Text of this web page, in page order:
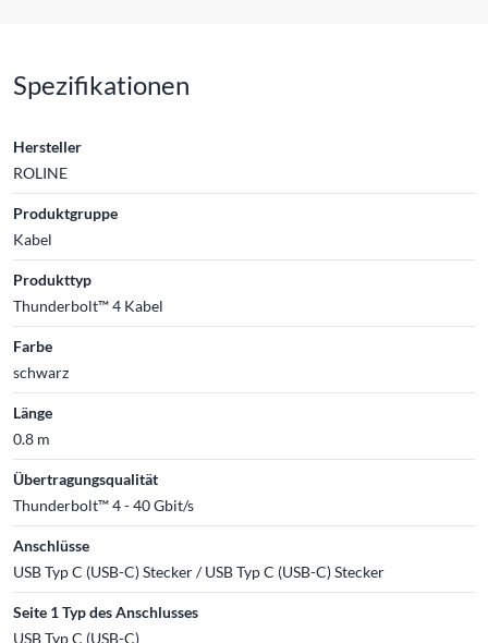
Spezifikationen
Hersteller
ROLINE
Produktgruppe
Kabel
Produkttyp
Thunderbolt™ 4 Kabel
Farbe
schwarz
Länge
0.8 m
Übertragungsqualität
Thunderbolt™ 4 - 40 Gbit/s
Anschlüsse
USB Typ C (USB-C) Stecker / USB Typ C (USB-C) Stecker
Seite 1 Typ des Anschlusses
USB Typ C (USB-C)